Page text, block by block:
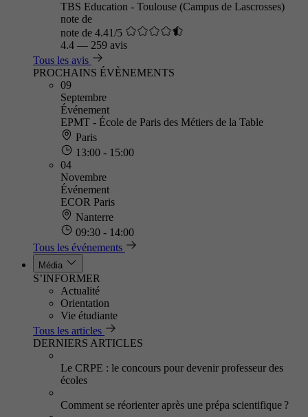
TBS Education - Toulouse (Campus de Lascrosses)
note de
note de 4.41/5
4.4 — 259 avis
Tous les avis
PROCHAINS ÉVÈNEMENTS
09
Septembre
Événement
EPMT - École de Paris des Métiers de la Table
Paris
13:00 - 15:00
04
Novembre
Événement
ECOR Paris
Nanterre
09:30 - 14:00
Tous les événements
Média
S’INFORMER
Actualité
Orientation
Vie étudiante
Tous les articles
DERNIERS ARTICLES
Le CRPE : le concours pour devenir professeur des
écoles
Comment se réorienter après une prépa scientifique ?